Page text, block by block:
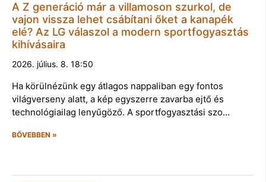
A Z generáció már a villamoson szurkol, de
vajon vissza lehet csábítani őket a kanapék
elé? Az LG válaszol a modern sportfogyasztás
kihívásaira
2026. július. 8. 18:50
Ha körülnézünk egy átlagos nappaliban egy fontos
világverseny alatt, a kép egyszerre zavarba ejtő és
technológiailag lenyűgöző. A sportfogyasztási szo…
BŐVEBBEN »